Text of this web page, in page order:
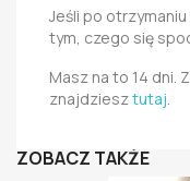
Jeśli po
tym, czego się
Masz na to 14 dni.
znajdziesztutaj.
ZOBACZ TAKŻE